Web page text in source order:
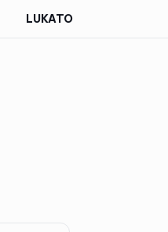
LUKATO